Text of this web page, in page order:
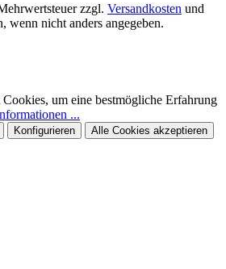
zzgl. Versandkosten und
wenn nicht anders angegeben.
um eine bestmögliche Erfahrung
...
Konfigurieren Alle Cookies akzeptieren